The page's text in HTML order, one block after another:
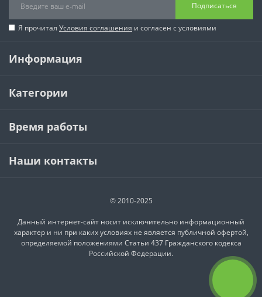
Подписаться
Я прочитал Условия соглашения и согласен с условиями
Информация
Категории
Время работы
Наши контакты
© 2010-2025
Данный интернет-сайт носит исключительно информационный
характер и ни при каких условиях не является публичной офертой,
определяемой положениями Статьи 437 Гражданского кодекса
Российской Федерации.